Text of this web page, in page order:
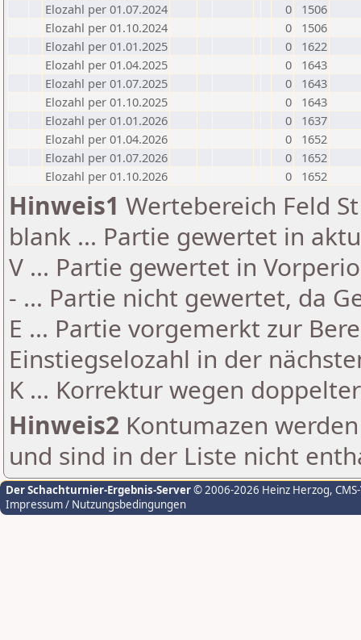
Elozahl per 01.07.2024
0
1506
Elozahl per 01.10.2024
0
1506
Elozahl per 01.01.2025
0
1622
Elozahl per 01.04.2025
0
1643
Elozahl per 01.07.2025
0
1643
Elozahl per 01.10.2025
0
1643
Elozahl per 01.01.2026
0
1637
Elozahl per 01.04.2026
0
1652
Elozahl per 01.07.2026
0
1652
Elozahl per 01.10.2026
0 1652
Hinweis1 Wertebereich Feld
blank ... Partie gewertet in
V ... Partie gewertet in
- ... Partie nicht gewertet, da
E ... Partie vorgemerkt zur
Einstiegselozahl in der
K ... Korrektur wegen
Hinweis2 Kontumazen
und sind in der Liste nicht
Der Schachturnier-Ergebnis-Server© 2006-2026 Heinz Herzog,
Impressum / Nutzungsbedingungen